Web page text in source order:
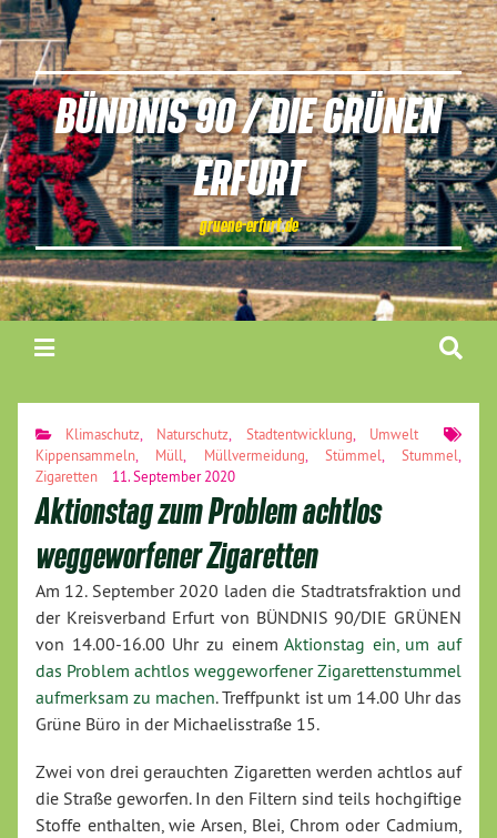
BÜNDNIS 90 / DIE GRÜNEN
ERFURT
gruene-erfurt.de
Klimaschutz Naturschutz Stadtentwicklung
Umwelt
Kippensammeln
Müll Müllvermeidung Stümmel Stummel
Zigaretten
11. September 2020
Aktionstag zum Problem achtlos
weggeworfener Zigaretten
Am 12. September 2020 laden die Stadtratsfraktion und
der Kreisverband Erfurt von BÜNDNIS 90/DIE GRÜNEN
von 14.00-16.00 Uhr zu einemAktionstag ein, um auf
das Problem achtlos weggeworfener Zigarettenstummel
aufmerksam zu machen. Treffpunkt ist um 14.00 Uhr das
Grüne Büro in der Michaelisstraße 15.
Zwei von drei gerauchten Zigaretten werden achtlos auf
die Straße geworfen. In den Filtern sind teils hochgiftige
Stoffe enthalten, wie Arsen, Blei, Chrom oder Cadmium,